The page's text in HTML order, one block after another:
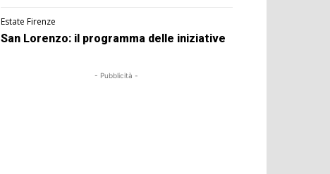
Estate Firenze
San Lorenzo: il programma delle iniziative
- Pubblicità -